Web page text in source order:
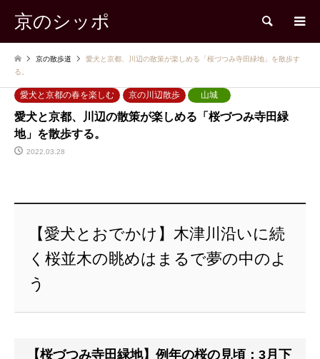
京のシッポ 検索
京の散歩道
愛犬と京都、川辺の散策が楽しめる「桜づつみ寺田緑地」を散歩す
る。
愛犬と京都の春を楽しむ 京の川辺散歩 山城
愛犬と京都、川辺の散策が楽しめる「桜づつみ寺田緑
地」を散歩する。
2022.03.28
【愛犬とおでかけ】木津川沿いに続
く桜並木の眺めはまるで夢の中のよ
う
【桜づつみ寺田緑地】例年の桜の見頃：3月下